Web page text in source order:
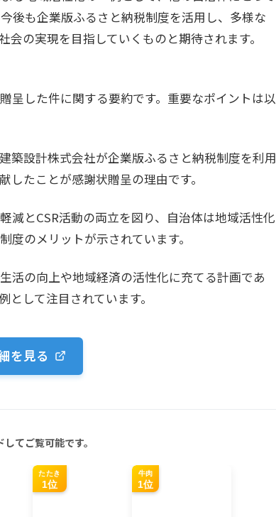
後も企業版ふるさと納税制度を活用し、多様な
の実現を目指していくものと期待されます。
呈した件に関する要約です。重要なポイントは以
築設計株式会社が企業版ふるさと納税制度を利用
たことが感謝状贈呈の理由です。
とCSR活動の両立を図り、自治体は地域活性化
のメリットが示されています。
活の向上や地域経済の活性化に充てる計画であ
して注目されています。
を見る
てご覧可能です。
たたき
1位
牛肉
1位